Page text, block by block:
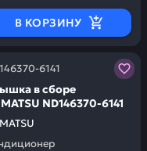
В КОРЗИНУ
гарантию
6141
в сборе
ND146370-6141
запчасти у